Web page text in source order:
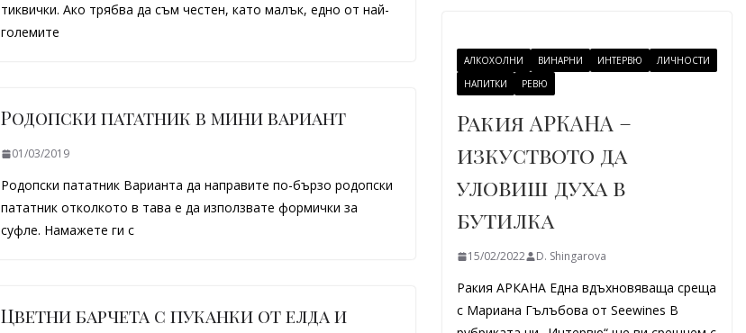
тиквички. Ако трябва да съм честен, като малък, едно от най-
големите
Родопски пататник в мини вариант
01/03/2019
Родопски пататник Варианта да направите по-бързо родопски
пататник отколкото в тава е да използвате формички за
суфле. Намажете ги с
Цветни барчета с пуканки от елда и
АЛКОХОЛНИ ВИНАРНИ ИНТЕРВЮ
ЛИЧНОСТИ
НАПИТКИ
РЕВЮ
Ракия АРКАНА –
изкуството да
уловиш духа в
бутилка
15/02/2022 D. Shingarova
Ракия АРКАНА Една вдъхновяваща среща
с Мариана Гълъбова от Seewines В